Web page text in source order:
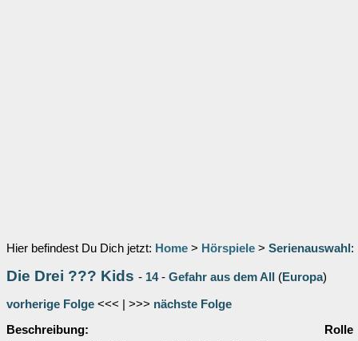
Hier befindest Du Dich jetzt: Home > Hörspiele > Serienauswahl :
Die Drei ??? Kids - 14- Gefahr aus dem All (Europa)
vorherige Folge <<< | >>> nächste Folge
Beschreibung:
Rolle